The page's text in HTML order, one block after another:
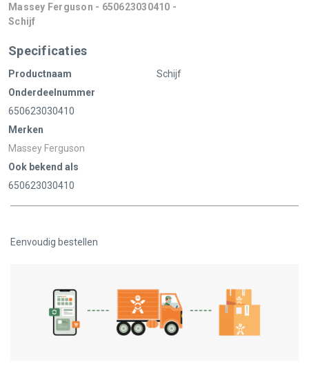
Massey Ferguson - 650623030410 -
Schijf
Specificaties
Productnaam
Schijf
Onderdeelnummer
650623030410
Merken
Massey Ferguson
Ook bekend als
650623030410
Eenvoudig bestellen